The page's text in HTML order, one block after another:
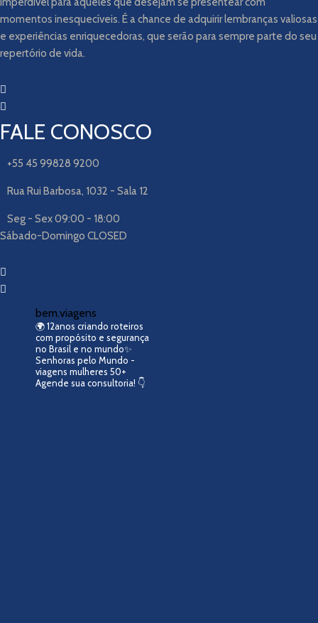
momentos inesquecíveis. É a chance de adquirir lembranças valiosas
e experiências enriquecedoras, que serão para sempre parte do seu
repertório de vida.
FALE CONOSCO
+55 45 99828 9200
Rua Rui Barbosa, 1032 - Sala 12
Seg - Sex 09:00 - 18:00
Sábado-Domingo CLOSED
bem.viagens
🌍 12anos criando roteiros
com propósito e segurança
no Brasil e no mundo​​✨
Senhoras pelo Mundo -
viagens mulheres 50+
Agende sua consultoria! 👇